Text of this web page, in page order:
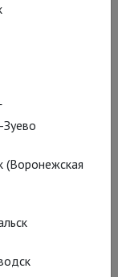
Петра
(Воронежская